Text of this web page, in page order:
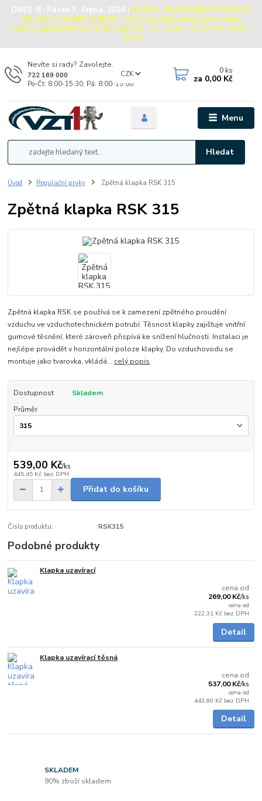
DNES JE: Pátek 7. Srpna, 2026 | POZOR - PRÁZDNINOVÝ PROVOZ
SKLADU / OSOBNÍ ODBĚRY - Provozní doba skladu pro osobní
odběry objednávek do 31.08.2026: Po - Čt: 13:00 - 15:30, Pá: 13:00 -
15:00
Menu
CZK
Hledat
Nevíte si rady? Zavolejte.
722 169 000
Po-Čt: 8:00-15:30, Pá: 8:00-15:00
0 ks
za 0,00 Kč
Úvod Regulační prvky Zpětná klapka RSK 315
Zpětná klapka RSK 315
Zpětná klapka RSK se používá se k zamezení zpětného proudění
vzduchu ve vzduchotechnickém potrubí. Těsnost klapky zajišťuje vnitřní
gumové těsnění, které zároveň přispívá ke snížení hlučnosti. Instalaci je
nejlépe provádět v horizontální poloze klapky. Do vzduchovodu se
montuje jako tvarovka, vkládá... celý popis
Dostupnost
Skladem
Průměr
539,00 Kč/ks
445,45 Kč bez DPH
Přidat do košíku
Číslo produktu: RSK315
Podobné produkty
Klapka uzavírací
cena od
269,00 Kč/ks
cena od
222,31 Kč bez DPH
Detail
Klapka uzavírací těsná
cena od
537,00 Kč/ks
cena od
443,80 Kč bez DPH
Detail
SKLADEM
90% zboží skladem